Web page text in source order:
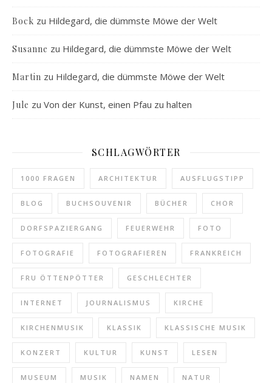
Bock zu Hildegard, die dümmste Möwe der Welt
Susanne zu Hildegard, die dümmste Möwe der Welt
Martin zu Hildegard, die dümmste Möwe der Welt
Jule zu Von der Kunst, einen Pfau zu halten
SCHLAGWÖRTER
1000 FRAGEN ARCHITEKTUR AUSFLUGSTIPP
BLOG BUCHSOUVENIR BÜCHER CHOR
DORFSPAZIERGANG FEUERWEHR FOTO
FOTOGRAFIE FOTOGRAFIEREN FRANKREICH
FRU ÖTTENPÖTTER GESCHLECHTER
INTERNET JOURNALISMUS KIRCHE
KIRCHENMUSIK KLASSIK KLASSISCHE MUSIK
KONZERT KULTUR KUNST LESEN
MUSEUM MUSIK NAMEN NATUR